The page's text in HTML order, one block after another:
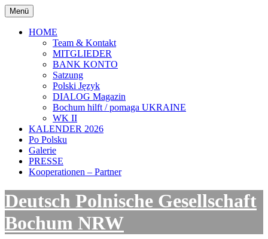
Zum
Inhalt
springen
Menü
HOME
Team & Kontakt
MITGLIEDER
BANK KONTO
Satzung
Polski Język
DIALOG Magazin
Bochum hilft / pomaga UKRAINE
WK II
KALENDER 2026
Po Polsku
Galerie
PRESSE
Kooperationen – Partner
Deutsch Polnische Gesellschaft
Bochum NRW